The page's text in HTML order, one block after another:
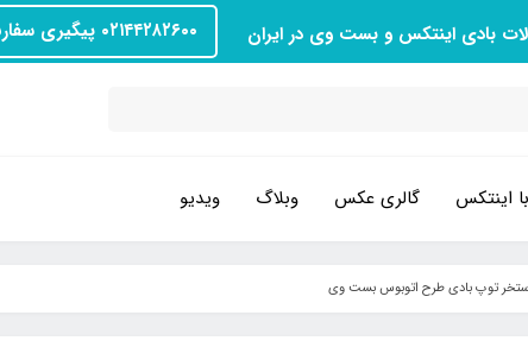
بادی اینتکس و بست وی در ایران ۰۲۱۴۴۲۸۲۶۰۰ پیگیری سفارش
اینتکس گالری عکس وبلاگ ویدیو
توپ بادی طرح اتوبوس بست وی